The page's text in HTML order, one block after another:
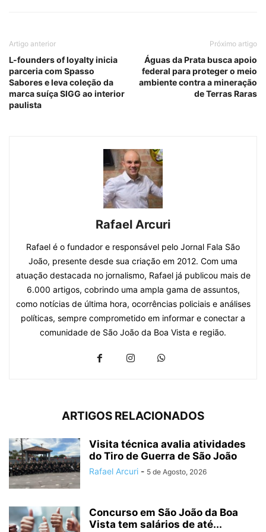
Artigo anterior
L-founders of loyalty inicia
parceria com Spasso
Sabores e leva coleção da
marca suíça SIGG ao interior
paulista
Próximo artigo
Águas da Prata busca apoio
federal para proteger o meio
ambiente contra a mineração
de Terras Raras
Rafael Arcuri
Rafael é o fundador e responsável pelo Jornal Fala São
João, presente desde sua criação em 2012. Com uma
atuação destacada no jornalismo, Rafael já publicou mais de
6.000 artigos, cobrindo uma ampla gama de assuntos,
como notícias de última hora, ocorrências policiais e análises
políticas, sempre comprometido em informar e conectar a
comunidade de São João da Boa Vista e região.
ARTIGOS RELACIONADOS
Visita técnica avalia atividades
do Tiro de Guerra de São João
Rafael Arcuri - 5 de Agosto, 2026
Concurso em São João da Boa
Vista tem salários de até...